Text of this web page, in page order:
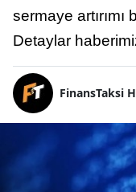
sermaye artırımı
Detaylar
FinansTaksi